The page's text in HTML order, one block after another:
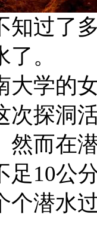
知过了
。
大学的
次探洞
然而在
足10公
个潜水